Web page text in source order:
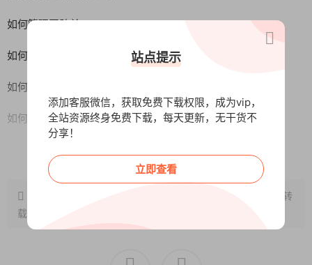
如何管理团队单_1.mp4
如何快速上手_1.mp4
如何利用关键词快速选题_1.mp4
如何拍出店内氛围感的大片
如何刷圈_1.mp4
如何锁定用户持续付费_1.mp4
阅读全文
，转
载请注明出处~~~
站点提示
添加客服微信，获取免费下载权限，成为vip，
全站资源终身免费下载，每天更新，无干货不
分享！
立即查看